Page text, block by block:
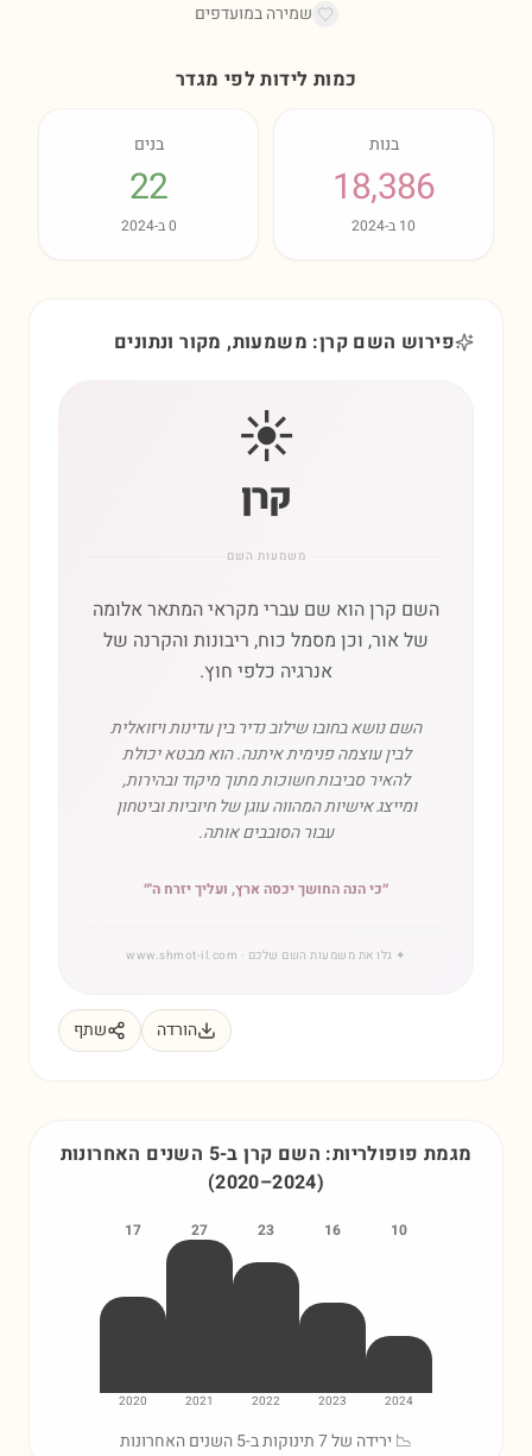
שמירה במועדפים
כמות לידות לפי מגדר
בנות
18,386
10 ב-2024
בנים
22
0ב-2024
פירוש השם קרן: משמעות, מקור ונתונים
☀️
קרן
משמעות השם
השם קרן הוא שם עברי מקראי המתאר אלומה
של אור, וכן מסמל כוח, ריבונות והקרנה של
אנרגיה כלפי חוץ.
השם נושא בחובו שילוב נדיר בין עדינות ויזואלית
לבין עוצמה פנימית איתנה. הוא מבטא יכולת
להאיר סביבות חשוכות מתוך מיקוד ובהירות,
ומייצג אישיות המהווה עוגן של חיוביות וביטחון
עבור הסובבים אותה.
״כי הנה החושך יכסה ארץ, ועליך יזרח ה'״
✦ גלו את משמעות השם שלכם · www.shmot-il.com
הורדה שתף
מגמת פופולריות: השם קרןב-5 השנים האחרונות
(2020–2024)
10
2024
16
2023
23
2022
27
2021
17
2020
📉 ירידה של 7 תינוקות ב-5 השנים האחרונות